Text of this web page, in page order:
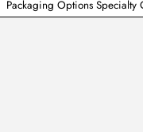
Packaging Options Specialty